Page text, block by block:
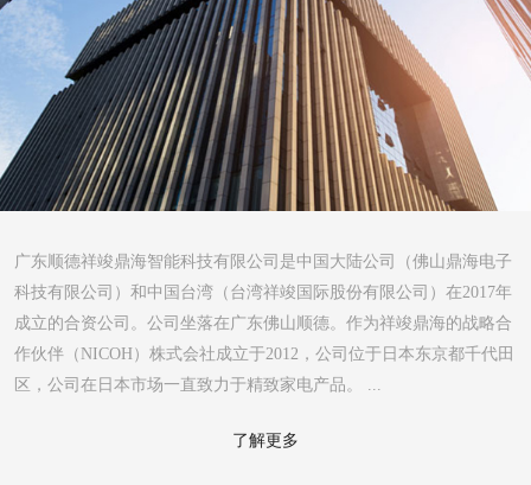
广东顺德祥竣鼎海智能科技有限公司是中国大陆公司（佛山鼎海电子
科技有限公司）和中国台湾（台湾祥竣国际股份有限公司）在2017年
成立的合资公司。公司坐落在广东佛山顺德。作为祥竣鼎海的战略合
作伙伴（NICOH）株式会社成立于2012，公司位于日本东京都千代田
区，公司在日本市场一直致力于精致家电产品。 ...
了解更多